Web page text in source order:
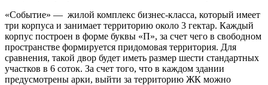
«Событие» — жилой комплекс бизнес-класса, который имеет
три корпуса и занимает территорию около 3 гектар. Каждый
корпус построен в форме буквы «П», за счет чего в свободном
пространстве формируется придомовая территория. Для
сравнения, такой двор будет иметь размер шести стандартных
участков в 6 соток. За счет того, что в каждом здании
предусмотрены арки, выйти за территорию ЖК можно